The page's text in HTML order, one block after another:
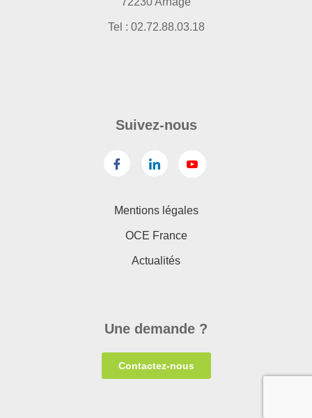
Tel : 02.72.88.03.18
Suivez-nous
Mentions légales
OCE France
Actualités
Une demande ?
Contactez-nous